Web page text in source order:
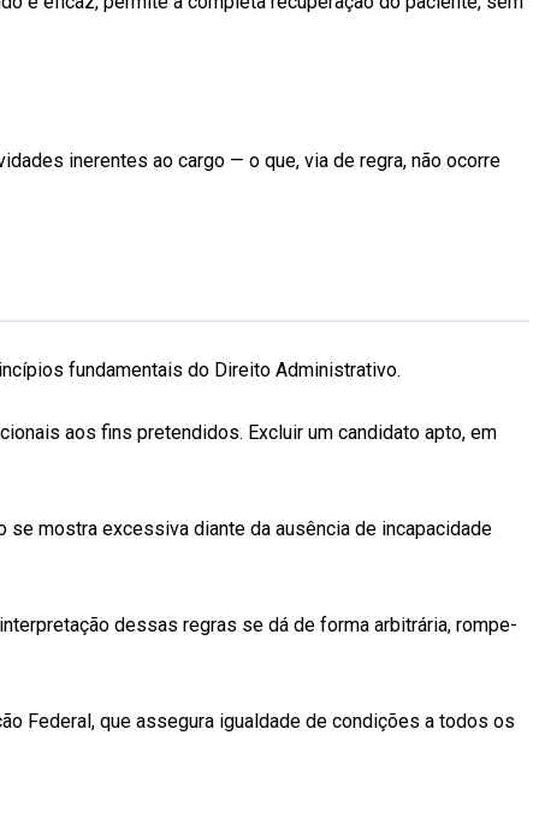
inerentes ao cargo — o que, via de regra, não ocorre
fundamentais do Direito Administrativo.
aos fins pretendidos. Excluir um candidato apto, em
mostra excessiva diante da ausência de incapacidade
dessas regras se dá de forma arbitrária, rompe-
Federal, que assegura igualdade de condições a todos os